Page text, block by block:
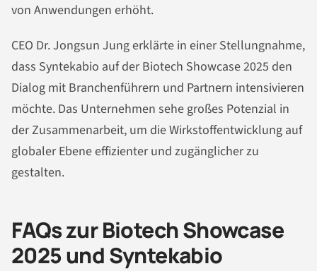
von Anwendungen erhöht.
CEO Dr. Jongsun Jung erklärte in einer Stellungnahme,
dass Syntekabio auf der Biotech Showcase 2025 den
Dialog mit Branchenführern und Partnern intensivieren
möchte. Das Unternehmen sehe großes Potenzial in
der Zusammenarbeit, um die Wirkstoffentwicklung auf
globaler Ebene effizienter und zugänglicher zu
gestalten.
FAQs zur Biotech Showcase
2025 und Syntekabio